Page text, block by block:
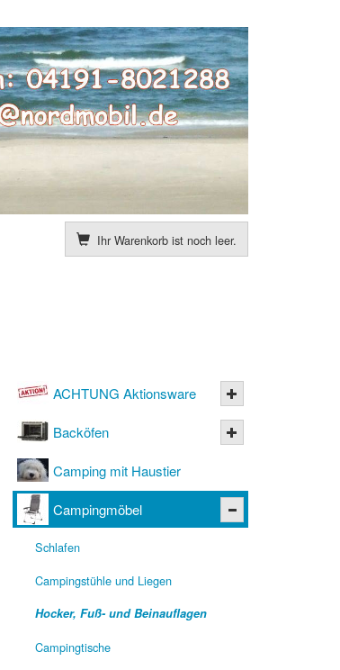
Ihr Warenkorb ist noch leer.
ACHTUNG Aktionsware
Backöfen
Camping mit Haustier
Campingmöbel
Schlafen
Campingstühle und Liegen
Hocker, Fuß- und Beinauflagen
Campingtische